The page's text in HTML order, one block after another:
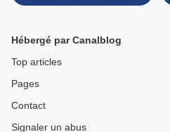
Hébergé par Canalblog
Top articles
Pages
Contact
Signaler un abus